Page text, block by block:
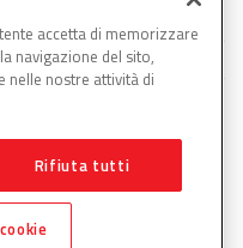
Spa P.IVA
accetta di memorizzare
navigazione del sito,
nelle nostre attività di
Rifiuta tutti